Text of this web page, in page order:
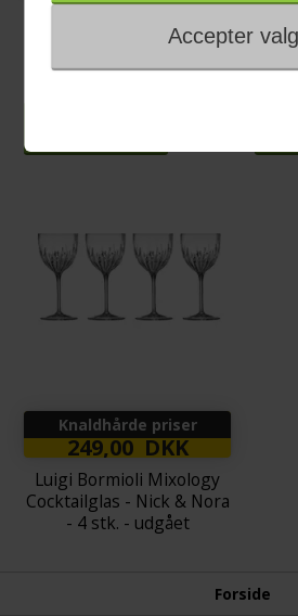
Hvidvinsglas 32 cl. - 6 stk.
Knaldhårde priser
249,00 DKK
Luigi Bormioli Mixology
Cocktailglas - Nick & Nora
- 4 stk. - udgået
Forside